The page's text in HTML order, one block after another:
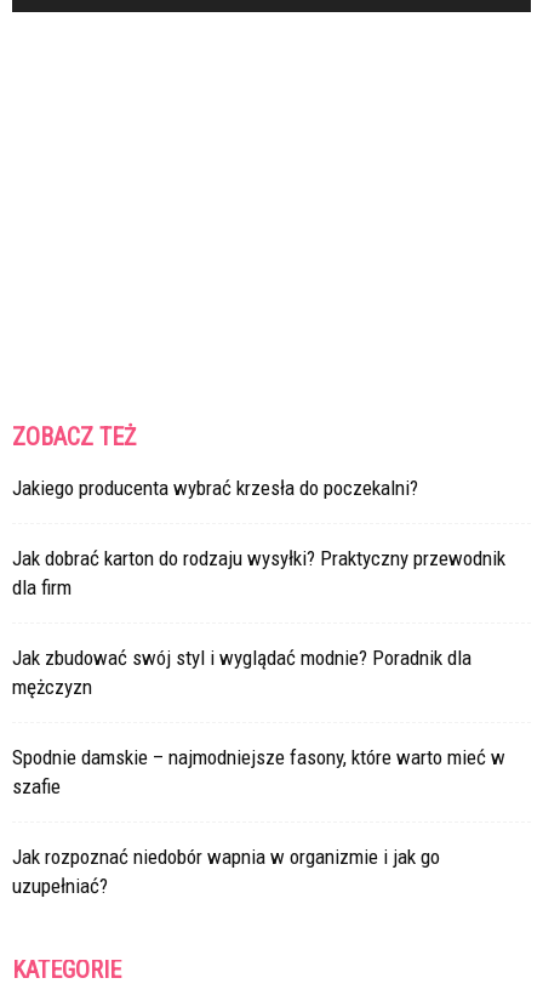
ZOBACZ TEŻ
Jakiego producenta wybrać krzesła do poczekalni?
Jak dobrać karton do rodzaju wysyłki? Praktyczny przewodnik
dla firm
Jak zbudować swój styl i wyglądać modnie? Poradnik dla
mężczyzn
Spodnie damskie – najmodniejsze fasony, które warto mieć w
szafie
Jak rozpoznać niedobór wapnia w organizmie i jak go
uzupełniać?
KATEGORIE